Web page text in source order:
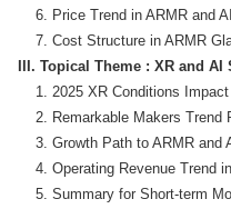
6. Price Trend in ARMR and
III. Topical Theme : XR and
1. 2025 XR Conditions
2. Remarkable Makers Trend
3. Growth Path to ARMR and
4. Operating Revenue Trend